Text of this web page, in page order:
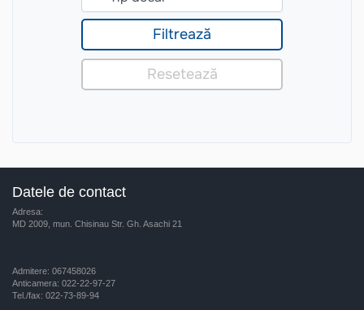
Datele de contact
Adresa:
MD 2009, mun. Chisinau Str. Gh. Asachi 21
Admitere: 067458026
Anticamera: 022-22-97-27
Tel./fax: 022-73-89-94